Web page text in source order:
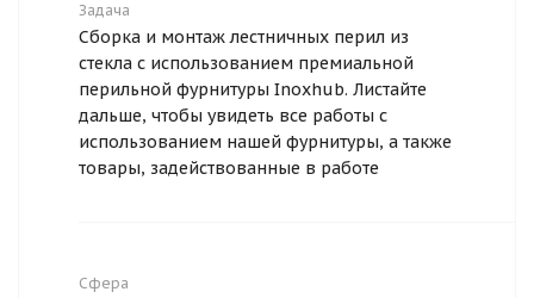
Задача
Сборка и монтаж лестничных перил из
стекла с использованием премиальной
перильной фурнитуры Inoxhub. Листайте
дальше, чтобы увидеть все работы с
использованием нашей фурнитуры, а также
товары, задействованные в работе
Сфера